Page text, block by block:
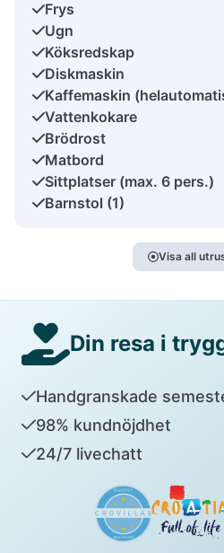
Frys
Ugn
Köksredskap
Diskmaskin
Kaffemaskin
Vattenkokare
Brödrost
Matbord
Sittplatser (max. 6 pers.)
Barnstol (1)
Visa all
Din resa i
Handgranskade
98% kundnöjdhet
24/7 livechatt